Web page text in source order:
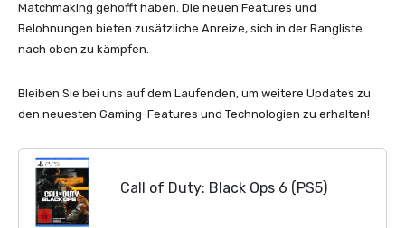
Matchmaking gehofft haben. Die neuen Features und
Belohnungen bieten zusätzliche Anreize, sich in der Rangliste
nach oben zu kämpfen.
Bleiben Sie bei uns auf dem Laufenden, um weitere Updates zu
den neuesten Gaming-Features und Technologien zu erhalten!
Call of Duty: Black Ops 6 (PS5)